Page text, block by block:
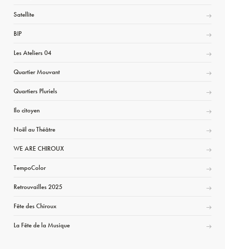
Satellite
BIP
Les Ateliers 04
Quartier Mouvant
Quartiers Pluriels
Ilo citoyen
Noël au Théâtre
WE ARE CHIROUX
TempoColor
Retrouvailles 2025
Fête des Chiroux
La Fête de la Musique